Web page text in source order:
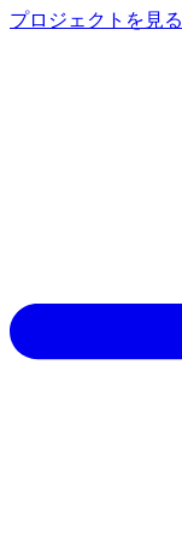
プロジェクトを見る